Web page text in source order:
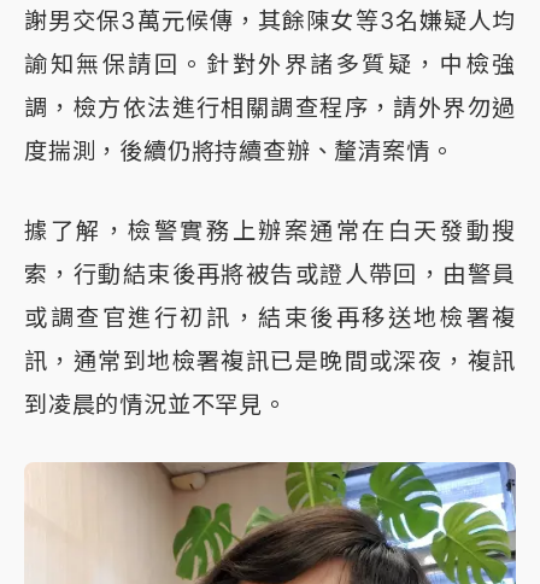
謝男交保3萬元候傳，其餘陳女等3名嫌疑人均
諭知無保請回。針對外界諸多質疑，中檢強
調，檢方依法進行相關調查程序，請外界勿過
度揣測，後續仍將持續查辦、釐清案情。
據了解，檢警實務上辦案通常在白天發動搜
索，行動結束後再將被告或證人帶回，由警員
或調查官進行初訊，結束後再移送地檢署複
訊，通常到地檢署複訊已是晚間或深夜，複訊
到凌晨的情況並不罕見。